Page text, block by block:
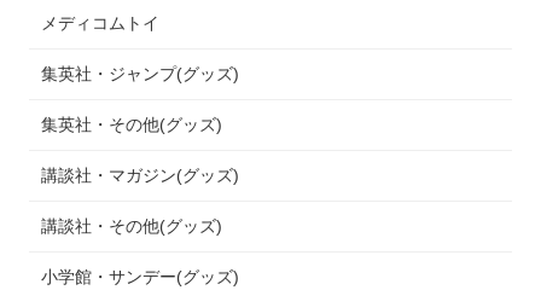
メディコムトイ
集英社・ジャンプ(グッズ)
集英社・その他(グッズ)
講談社・マガジン(グッズ)
講談社・その他(グッズ)
小学館・サンデー(グッズ)